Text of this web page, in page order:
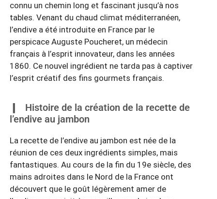
connu un chemin long et fascinant jusqu’à nos
tables. Venant du chaud climat méditerranéen,
l’endive a été introduite en France par le
perspicace Auguste Poucheret, un médecin
français à l’esprit innovateur, dans les années
1860. Ce nouvel ingrédient ne tarda pas à captiver
l’esprit créatif des fins gourmets français.
Histoire de la création de la recette de
l’endive au jambon
La recette de l’endive au jambon est née de la
réunion de ces deux ingrédients simples, mais
fantastiques. Au cours de la fin du 19e siècle, des
mains adroites dans le Nord de la France ont
découvert que le goût légèrement amer de